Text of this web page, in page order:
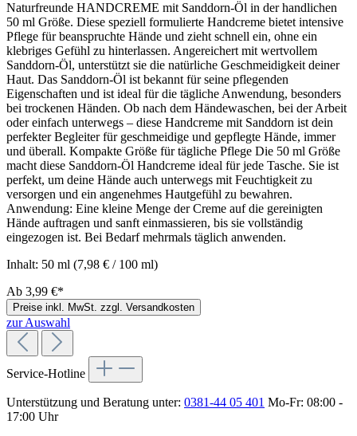
Naturfreunde HANDCREME mit Sanddorn-Öl in der handlichen
50 ml Größe. Diese speziell formulierte Handcreme bietet intensive
Pflege für beanspruchte Hände und zieht schnell ein, ohne ein
klebriges Gefühl zu hinterlassen. Angereichert mit wertvollem
Sanddorn-Öl, unterstützt sie die natürliche Geschmeidigkeit deiner
Haut. Das Sanddorn-Öl ist bekannt für seine pflegenden
Eigenschaften und ist ideal für die tägliche Anwendung, besonders
bei trockenen Händen. Ob nach dem Händewaschen, bei der Arbeit
oder einfach unterwegs – diese Handcreme mit Sanddorn ist dein
perfekter Begleiter für geschmeidige und gepflegte Hände, immer
und überall. Kompakte Größe für tägliche Pflege Die 50 ml Größe
macht diese Sanddorn-Öl Handcreme ideal für jede Tasche. Sie ist
perfekt, um deine Hände auch unterwegs mit Feuchtigkeit zu
versorgen und ein angenehmes Hautgefühl zu bewahren.
Anwendung: Eine kleine Menge der Creme auf die gereinigten
Hände auftragen und sanft einmassieren, bis sie vollständig
eingezogen ist. Bei Bedarf mehrmals täglich anwenden.
Inhalt: 50 ml (7,98 € / 100 ml)
Ab 3,99 €*
Preise inkl. MwSt. zzgl. Versandkosten
zur Auswahl
Service-Hotline
Unterstützung und Beratung unter: 0381-44 05 401 Mo-Fr: 08:00 -
17:00 Uhr